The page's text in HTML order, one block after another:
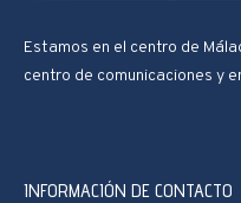
Estamos en el centro de
centro de comunicaciones y
INFORMACIÓN DE CONTACTO